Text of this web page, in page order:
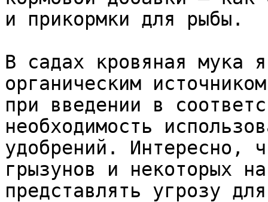
и прикормки для рыбы.
В садах кровяная мука
органическим
при введении в
необходимость
удобрений. Интересно,
грызунов и некоторых
представлять угрозу